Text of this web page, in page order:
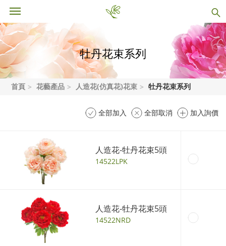
牡丹花束系列
首頁 花藝產品 人造花(仿真花)花束 牡丹花束系列
全部加入 全部取消 加入詢價
人造花-牡丹花束5頭
14522LPK
人造花-牡丹花束5頭
14522NRD